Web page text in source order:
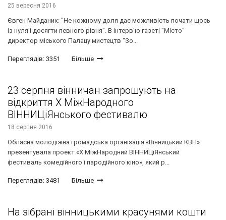
25 вересня 2016
Євген Майданик: "Не кожному доля дає можливість почати щось
із нуля і досягти певного рівня". В інтерв'ю газеті "Місто"
директор міського Палацу мистецтв "Зо...
Переглядів: 3351 Більше
23 серпня вінничан запрошують на
відкриття Х МіжНародного
ВІННИЦіЯнського фестивалю
18 серпня 2016
Обласна молодіжна громадська організація «Вінницький КВН»
презентувала проект «Х МіжНародний ВІННИЦіЯнський
фестиваль комедійного і пародійного кіно», який р...
Переглядів: 3481 Більше
На зібрані вінницькими красунями кошти